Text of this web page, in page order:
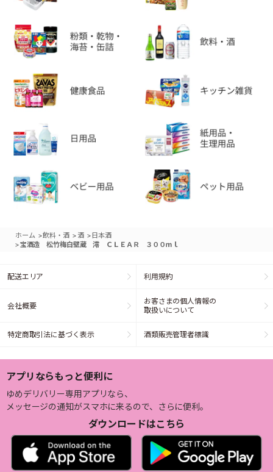
ホーム >飲料・酒 > 酒 > 日本酒
>宝酒造 松竹梅白壁蔵 澪 ＣＬＥＡＲ ３００ｍｌ
配送エリア 利用規約
会社概要
お客さまの個人情報の
取扱いについて
特定商取引法に基づく表示 酒類販売管理者標識
アプリならもっと便利に
ゆめデリバリー専用アプリなら、
メッセージの通知がスマホに来るので、さらに便利。
ダウンロードはこちら